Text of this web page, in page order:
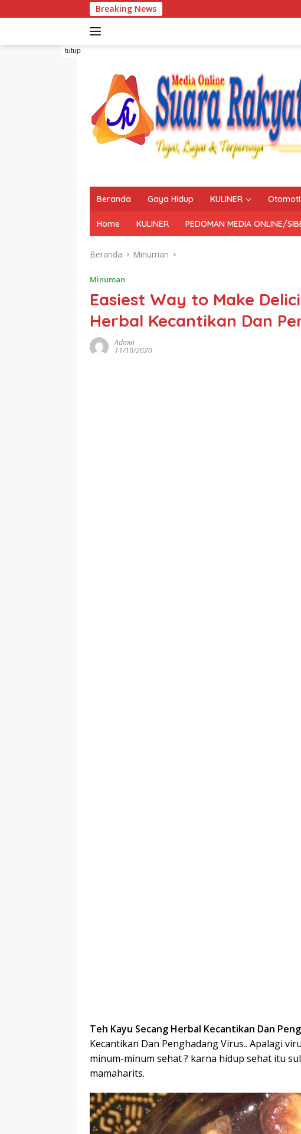
ke
Breaking News
tutup
Beranda Gaya Hidup KULINER
Home KULINER PEDOMAN MEDIA ONLINE/
Beranda Minuman
Minuman
Easiest Way to Make
Herbal Kecantikan Dan
Admin
11/10/2020
Teh Kayu Secang Herbal Kecantikan Dan
Kecantikan Dan Penghadang Virus.. Apalagi
minum-minum sehat ? karna hidup sehat itu
mamaharits.